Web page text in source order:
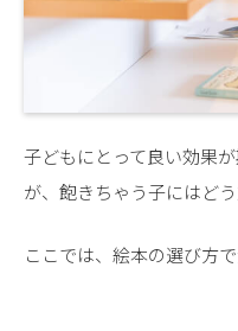
子どもにとって良い効果
が、飽きちゃう子にはど
ここでは、絵本の選び方